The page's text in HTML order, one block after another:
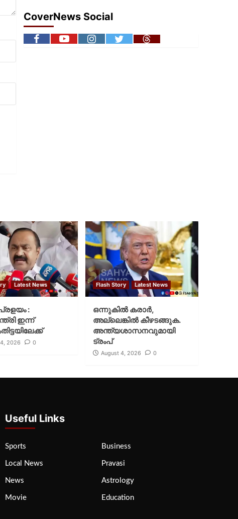
CoverNews Social
Latest News
:
ഇന്ന്
2026 0
Flash Story Latest News
ഒന്നുകില്‍ കരാര്‍,
അല്ലെങ്കില്‍ കീഴടങ്ങുക.
അന്ത്യശാസനവുമായി
ട്രംപ്
August 4, 2026 0
Useful Links
Sports Business
Local News Pravasi
News Astrology
Movie Education